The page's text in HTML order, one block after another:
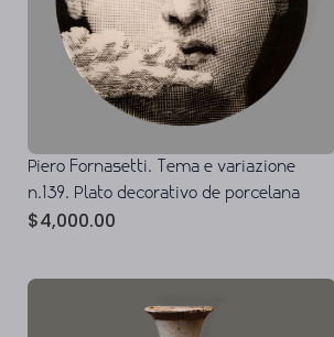
Piero Fornasetti. Tema e variazione
n.139. Plato decorativo de porcelana
$4,000.00